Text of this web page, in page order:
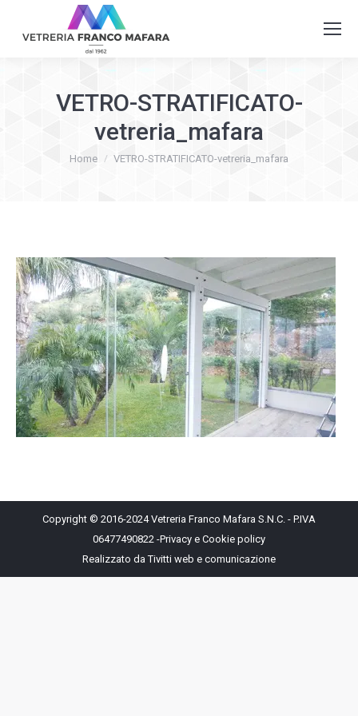
VETRO-STRATIFICATO-
vetreria_mafara
You are here:
Home VETRO-STRATIFICATO-vetreria_mafara
Copyright © 2016-2024 Vetreria Franco Mafara S.N.C. - P.IVA
06477490822 -Privacy e Cookie policy
Realizzato daTivitti web e comunicazione